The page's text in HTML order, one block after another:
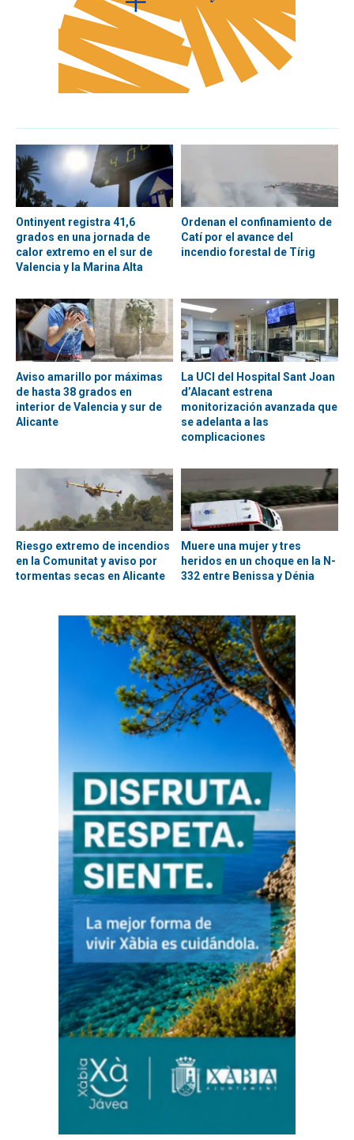
Ontinyent registra 41,6
grados en una jornada de
calor extremo en el sur de
Valencia y la Marina Alta
Ordenan el confinamiento de
Catí por el avance del
incendio forestal de Tírig
Aviso amarillo por máximas
de hasta 38 grados en
interior de Valencia y sur de
Alicante
La UCI del Hospital Sant Joan
d’Alacant estrena
monitorización avanzada que
se adelanta a las
complicaciones
Riesgo extremo de incendios
en la Comunitat y aviso por
tormentas secas en Alicante
Muere una mujer y tres
heridos en un choque en la N-
332 entre Benissa y Dénia